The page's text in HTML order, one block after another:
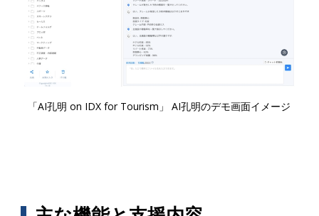
「AI孔明 on IDX for Tourism」 AI孔明のデモ画面イメージ